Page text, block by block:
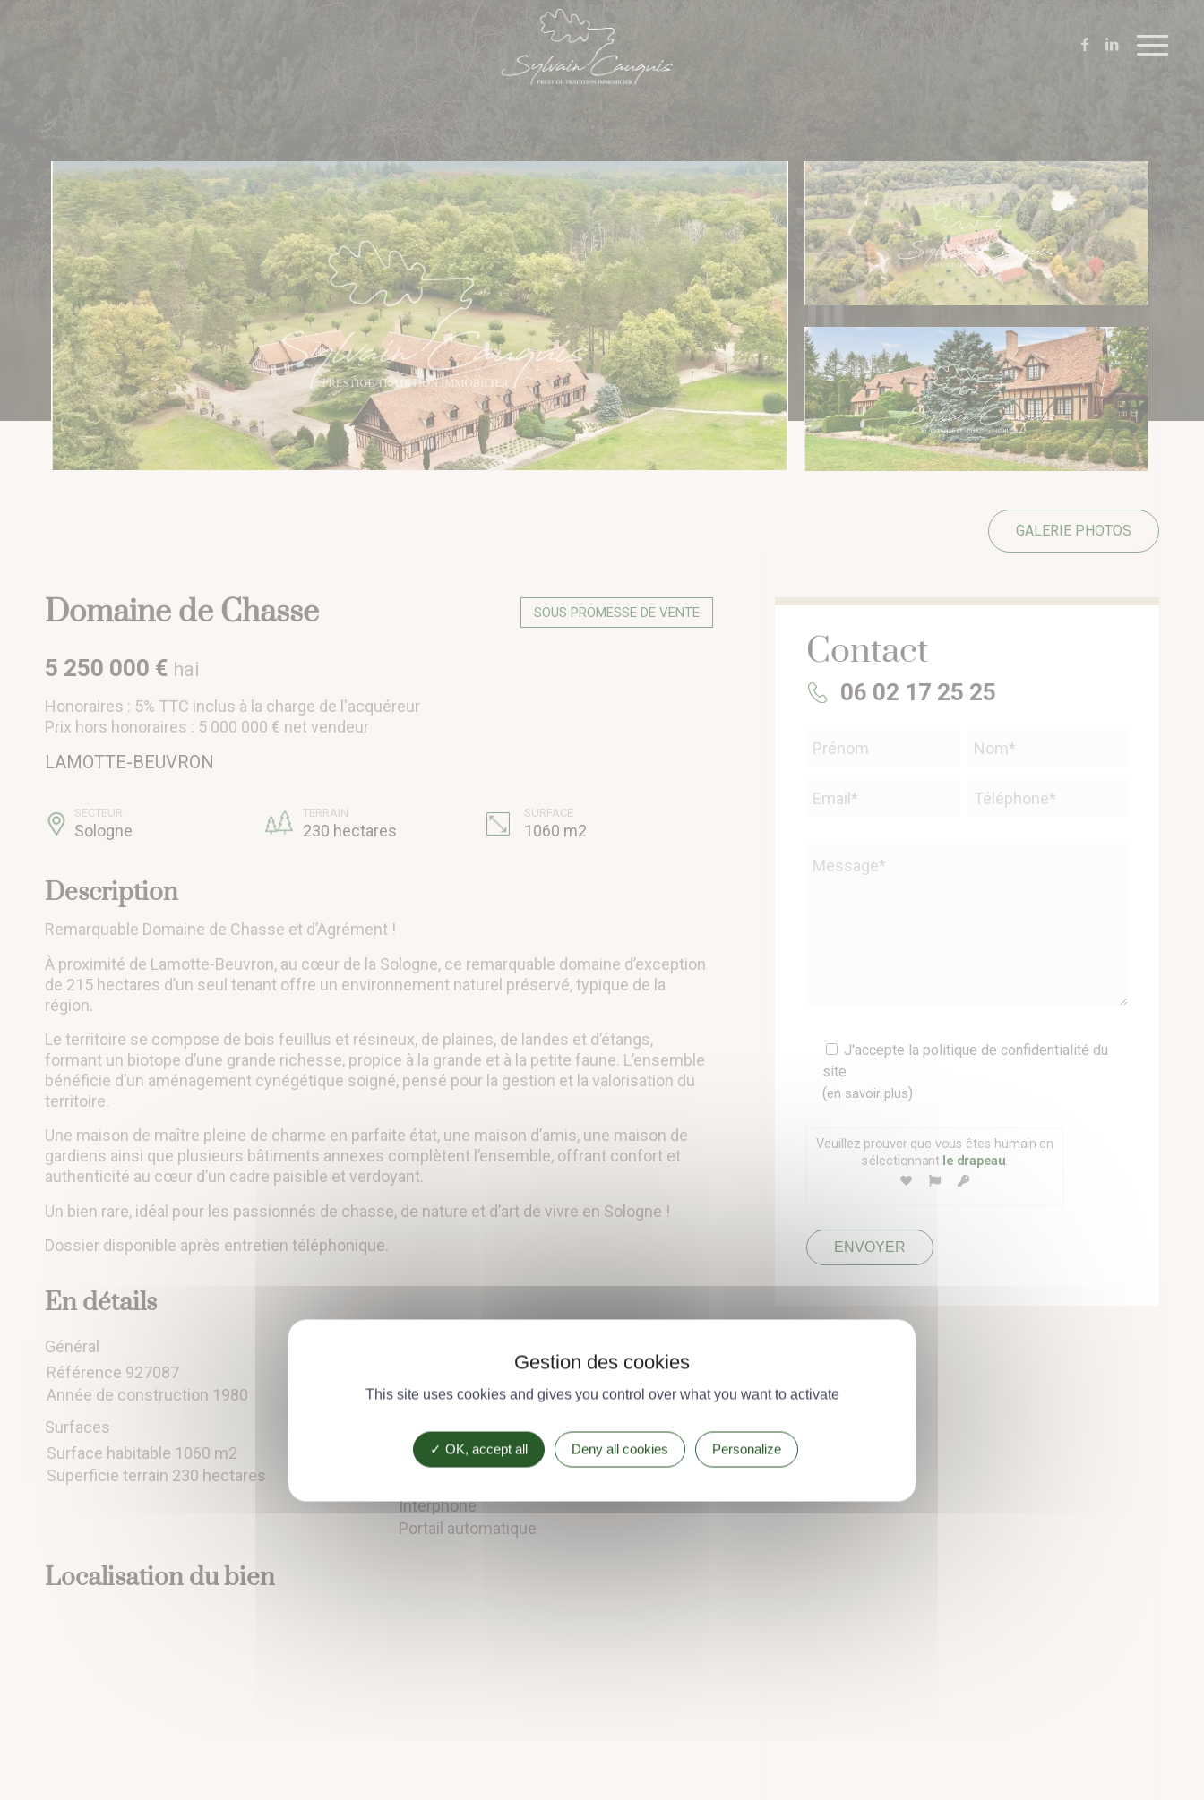
GALERIE PHOTOS
Domaine de Chasse SOUS PROMESSE DE VENTE
5 250 000 € hai
Honoraires : 5% TTC inclus à la charge de l'acquéreur
Prix hors honoraires : 5 000 000 € net vendeur
LAMOTTE-BEUVRON
SECTEUR
Sologne
TERRAIN
230 hectares
SURFACE
1060 m2
Description
Remarquable Domaine de Chasse et d’Agrément !
À proximité de Lamotte-Beuvron, au cœur de la Sologne, ce remarquable domaine d’exception
de 215 hectares d’un seul tenant offre un environnement naturel préservé, typique de la
région.
Le territoire se compose de bois feuillus et résineux, de plaines, de landes et d’étangs,
formant un biotope d’une grande richesse, propice à la grande et à la petite faune. L’ensemble
bénéficie d’un aménagement cynégétique soigné, pensé pour la gestion et la valorisation du
territoire.
Une maison de maître pleine de charme en parfaite état, une maison d’amis, une maison de
gardiens ainsi que plusieurs bâtiments annexes complètent l’ensemble, offrant confort et
authenticité au cœur d’un cadre paisible et verdoyant.
Un bien rare, idéal pour les passionnés de chasse, de nature et d’art de vivre en Sologne !
Dossier disponible après entretien téléphonique.
En détails
Général
Référence 927087
Année de construction 1980
Surfaces
Surface habitable 1060 m2
Superficie terrain 230 hectares
Cheminée
Fuel
Interphone
Portail automatique
Localisation du bien
Contact
06 02 17 25 25
laisser
ce
champ
J'accepte la politique de confidentialité du
site
(en savoir plus)
Veuillez prouver que vous êtes humain en
sélectionnant le drapeau
This site uses cookies and gives you control over what you want to activate
OK, accept all Deny all cookies Personalize